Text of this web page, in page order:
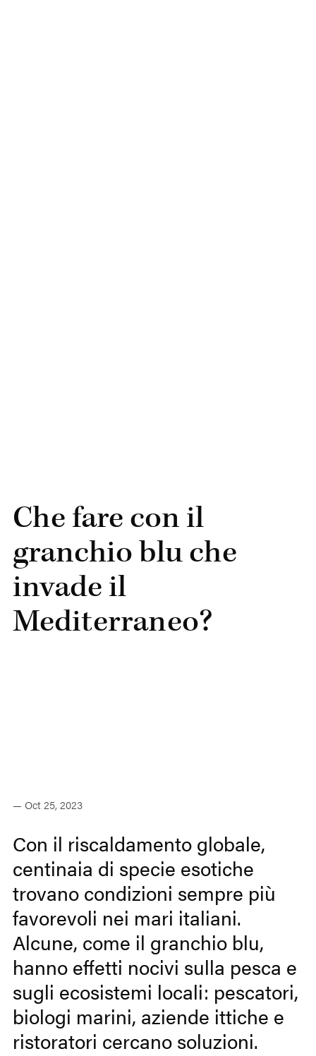
Che fare con il
granchio blu che
invade il
Mediterraneo?
— Oct 25, 2023
Con il riscaldamento globale,
centinaia di specie esotiche
trovano condizioni sempre più
favorevoli nei mari italiani.
Alcune, come il granchio blu,
hanno effetti nocivi sulla pesca e
sugli ecosistemi locali: pescatori,
biologi marini, aziende ittiche e
ristoratori cercano soluzioni.